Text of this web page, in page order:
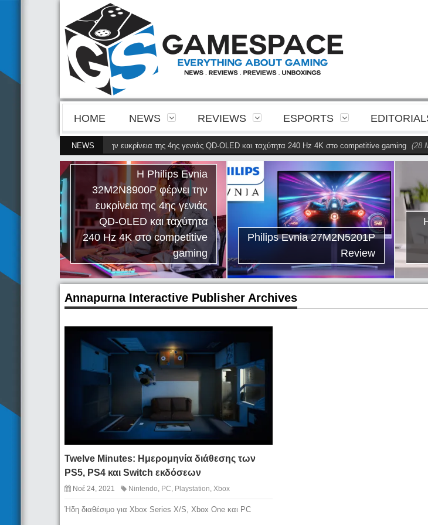
HOME NEWS REVIEWS ESPORTS
NEWS
32M2N8900P φέρνει την ευκρίνεια της 4ης γενιάς QD-OLED και ταχύτητα 240 Hz 4K στο competitive gaming (28
Η Philips Evnia
32M2N8900P φέρνει την
ευκρίνεια της 4ης γενιάς
QD-OLED και ταχύτητα
240 Hz 4K στο competitive
gaming
Philips Evnia 27M2N5201P
Review
Annapurna Interactive Publisher Archives
Twelve Minutes: Ημερομηνία διάθεσης των
PS5, PS4 και Switch εκδόσεων
Νοέ 24, 2021 Nintendo PC Playstation Xbox
Ήδη διαθέσιμο για Xbox Series X/S, Xbox One και PC